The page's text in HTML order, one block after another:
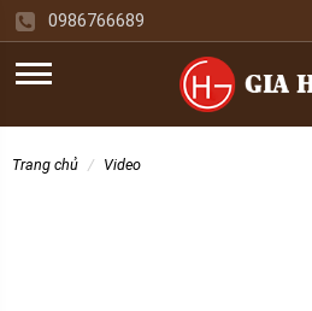
0986766689
trang chủ video